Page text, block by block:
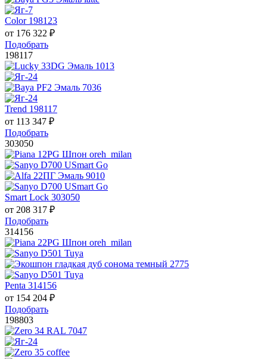
Color 198123
от 176 322 ₽
Подобрать
198117
Trend 198117
от 113 347 ₽
Подобрать
303050
Smart Lock 303050
от 208 317 ₽
Подобрать
314156
Penta 314156
от 154 204 ₽
Подобрать
198803